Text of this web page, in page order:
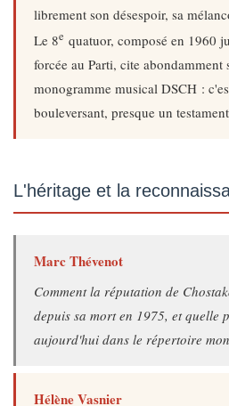
librement son désespoir, sa
Le 8e quatuor, composé en 1960
forcée au Parti, cite abondamment
monogramme musical DSCH :
bouleversant, presque un
L'héritage et la
Marc Thévenot
Comment la réputation de
depuis sa mort en 1975, et quelle
aujourd'hui dans le répertoire
Hélène Vasnier